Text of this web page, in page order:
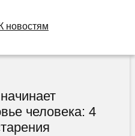
К новостям
человека: 4